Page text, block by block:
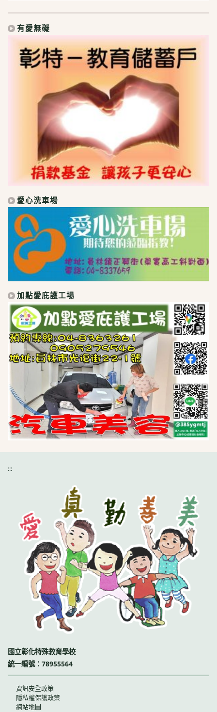
有愛無礙
愛心洗車場
加點愛庇護工場
:::
國立彰化特殊教育學校
統一編號：78955564
資訊安全政策
隱私權保護政策
網站地圖